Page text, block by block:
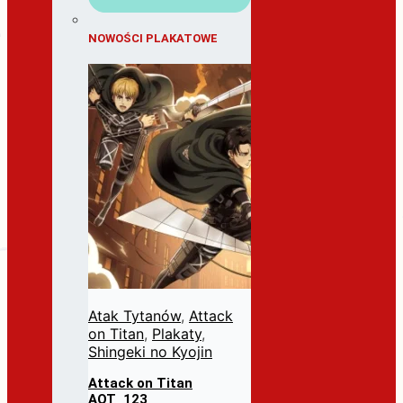
NOWOŚCI PLAKATOWE
Atak Tytanów, Attack
on Titan, Plakaty,
Shingeki no Kyojin
Attack on Titan
AOT_123